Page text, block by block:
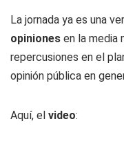
La jornada ya es una
opiniones en la media
repercusiones en el
opinión pública en
Aquí, el video: